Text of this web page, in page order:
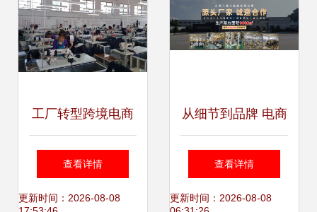
工厂转型跨境电商
借助电子商务技术
服务实现逆袭
查看详情
更新时间：2026-08-08
从细节到品牌 电商
网页设计中垃圾袋
包装的视觉历程诠
查看详情
更新时间：2026-08-08